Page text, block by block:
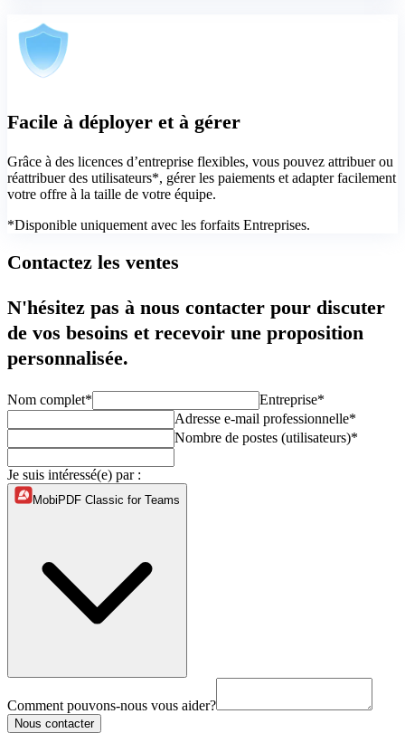
Facile à déployer et à gérer
Grâce à des licences d’entreprise flexibles, vous pouvez attribuer ou
réattribuer des utilisateurs*, gérer les paiements et adapter facilement
votre offre à la taille de votre équipe.
*Disponible uniquement avec les forfaits Entreprises.
Contactez les ventes
N'hésitez pas à nous contacter pour discuter
de vos besoins et recevoir une proposition
personnalisée.
Nom complet*
Entreprise*
Adresse e-mail professionnelle*
Nombre de postes (utilisateurs)*
Je suis intéressé(e) par :
MobiPDF Classic for Teams
Comment pouvons-nous vous aider?
Nous contacter